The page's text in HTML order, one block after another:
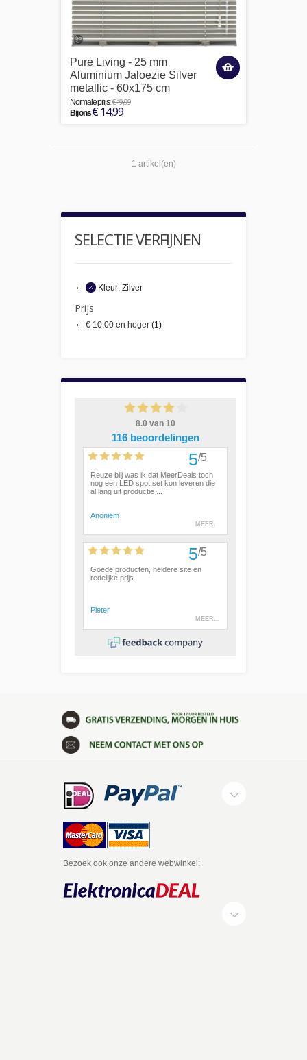
Pure Living - 25 mm
Aluminium Jaloezie Silver
metallic - 60x175 cm
Normale prijs:€ 19,99
Bij ons€ 14,99
1 artikel(en)
SELECTIE VERFIJNEN
Kleur: Zilver
Prijs
€ 10,00 en hoger (1)
Bezoek ook onze andere webwinkel: